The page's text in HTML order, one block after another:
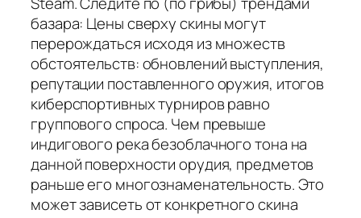
базара: Цены сверху скины могут
перерождаться исходя из множеств
обстоятельств: обновлений выступления,
репутации поставленного оружия, итогов
киберспортивных турниров равно
группового спроса. Чем превыше
индигового река безоблачного тона на
данной поверхности орудия, предметов
раньше его многознаменательность. Это
может зависеть от конкретного скина